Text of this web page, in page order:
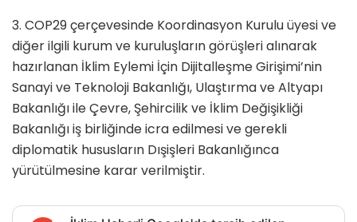
3. COP29 çerçevesinde Koordinasyon Kurulu üyesi ve
diğer ilgili kurum ve kuruluşların görüşleri alınarak
hazırlanan İklim Eylemi İçin Dijitalleşme Girişimi’nin
Sanayi ve Teknoloji Bakanlığı, Ulaştırma ve Altyapı
Bakanlığı ile Çevre, Şehircilik ve İklim Değişikliği
Bakanlığı iş birliğinde icra edilmesi ve gerekli
diplomatik hususların Dışişleri Bakanlığınca
yürütülmesine karar verilmiştir.